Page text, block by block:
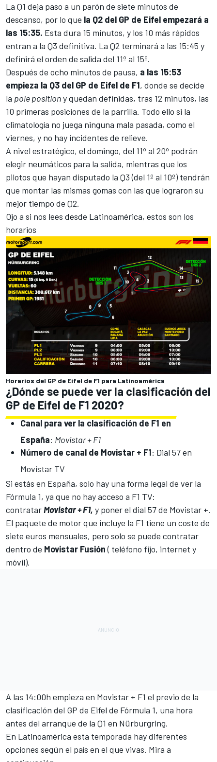
La Q1 deja paso a un parón de siete minutos de
descanso, por lo que la Q2 del GP de Eifel empezará a
las 15:35. Esta dura 15 minutos, y los 10 más rápidos
entran a la Q3 definitiva. La Q2 terminará a las 15:45 y
definirá el orden de salida del 11º al 15º.
Después de ocho minutos de pausa, a las 15:53
empieza la Q3 del GP de Eifel de F1, donde se decide
la pole positiony quedan definidas, tras 12 minutos, las
10 primeras posiciones de la parrilla. Todo ello si la
climatología no juega ninguna mala pasada, como el
viernes, y no hay incidentes de relieve.
A nivel estratégico, el domingo, del 11º al 20º podrán
elegir neumáticos para la salida, mientras que los
pilotos que hayan disputado la Q3 (del 1º al 10º) tendrán
que montar las mismas gomas con las que lograron su
mejor tiempo de Q2.
Ojo a si nos lees desde Latinoamérica, estos son los
horarios
Horarios del GP de Eifel de F1 para Latinoamérica
¿Dónde se puede ver la clasificación del
GP de Eifel de F1 2020?
Canal para ver la clasificación de F1 en
España: Movistar + F1
Número de canal de Movistar + F1: Dial 57 en
Movistar TV
Si estás en España, solo hay una forma legal de ver la
Fórmula 1, ya que no hay acceso a F1 TV:
contratarMovistar + F1, y poner el dial 57 de Movistar +.
El paquete de motor que incluye la F1 tiene un coste de
siete euros mensuales, pero solo se puede contratar
dentro de Movistar Fusión( teléfono fijo, internet y
móvil).
A las 14:00h empieza en Movistar + F1 el previo de la
clasificación del GP de Eifel de Fórmula 1, una hora
antes del arranque de la Q1 en Nürburgring.
En Latinoamérica esta temporada hay diferentes
opciones según el país en el que vivas. Mira a